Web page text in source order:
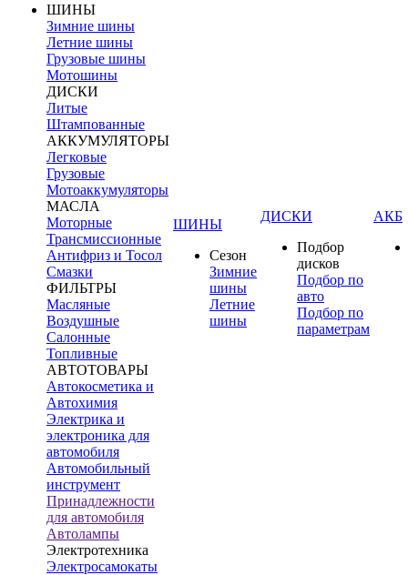
ШИНЫ
Зимние шины
Летние шины
Грузовые шины
Мотошины
ДИСКИ
Литые
Штампованные
АККУМУЛЯТОРЫ
Легковые
Грузовые
Мотоаккумуляторы
МАСЛА
Моторные
Трансмиссионные
Антифриз и Тосол
Смазки
ФИЛЬТРЫ
Масляные
Воздушные
Салонные
Топливные
АВТОТОВАРЫ
Автокосметика и
Автохимия
Электрика и
электроника для
автомобиля
Автомобильный
инструмент
Принадлежности
для автомобиля
Автолампы
Электротехника
Электросамокаты
ШИНЫ
Сезон
Зимние
шины
Летние
шины
ДИСКИ
Подбор
дисков
Подбор по
авто
Подбор по
параметрам
АКБ